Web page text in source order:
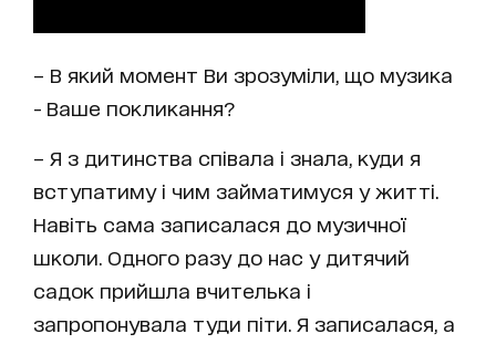
– В який момент Ви зрозуміли, що музика
- Ваше покликання?
– Я з дитинства співала і знала, куди я
вступатиму і чим займатимуся у житті.
Навіть сама записалася до музичної
школи. Одного разу до нас у дитячий
садок прийшла вчителька і
запропонувала туди піти. Я записалася, а